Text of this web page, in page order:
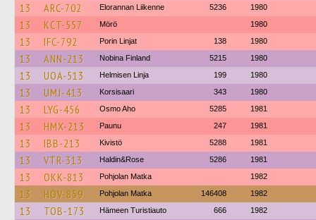
13 ARC-702 Elorannan Liikenne 5236 1980
13 KCT-557 Mörö 1980
13 IFC-792 Porin Linjat 138 1980
13 ANN-213 Nobina Finland 5215 1980
13 UOA-513 Helmisen Linja 199 1980
13 UMJ-413 Korsisaari 343 1980
13 LYG-456 Osmo Aho 5285 1981
13 HMX-213 Paunu 247 1981
13 IBB-213 Kivistö 5288 1981
13 VTR-313 Haldin&Rose 5286 1981
13 OKK-813 Pohjolan Matka 1982
13 HOV-859 Pohjolan Matka 146408 1982
13 TOB-173 Hämeen Turistiauto 666 1982